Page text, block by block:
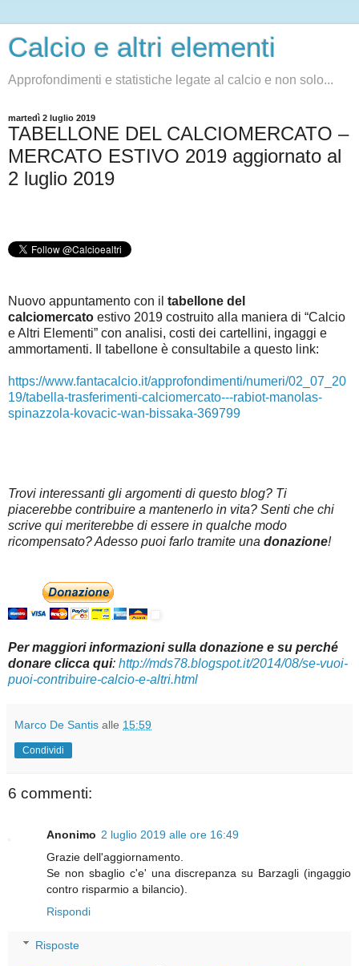
Calcio e altri elementi
Approfondimenti e statistiche legate al calcio e non solo...
martedì 2 luglio 2019
TABELLONE DEL CALCIOMERCATO –
MERCATO ESTIVO 2019 aggiornato al
2 luglio 2019
Nuovo appuntamento con il tabellone del
calciomercato estivo 2019 costruito alla maniera di “Calcio
e Altri Elementi” con analisi, costi dei cartellini, ingaggi e
ammortamenti. Il tabellone è consultabile a questo link:
https://www.fantacalcio.it/approfondimenti/numeri/02_07_20
19/tabella-trasferimenti-calciomercato---rabiot-manolas-
spinazzola-kovacic-wan-bissaka-369799
Trovi interessanti gli argomenti di questo blog? Ti
piacerebbe contribuire a mantenerlo in vita? Senti che chi
scrive qui meriterebbe di essere in qualche modo
ricompensato? Adesso puoi farlo tramite una donazione!
Per maggiori informazioni sulla donazione e su perché
donare clicca qui: http://mds78.blogspot.it/2014/08/se-vuoi-
puoi-contribuire-calcio-e-altri.html
Marco De Santis alle 15:59
Condividi
6 commenti:
Anonimo 2 luglio 2019 alle ore 16:49
Grazie dell'aggiornamento.
Se non sbaglio c'e' una discrepanza su Barzagli (ingaggio
contro risparmio a bilancio).
Rispondi
Risposte